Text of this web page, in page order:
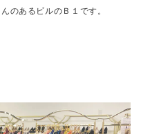
あるビルのＢ１です。